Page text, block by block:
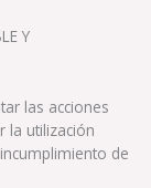
Y
las acciones
la utilización
de